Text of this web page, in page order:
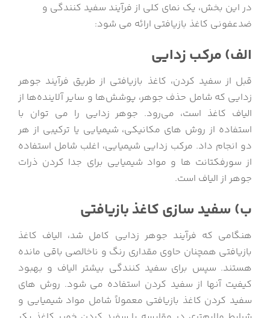
در این بخش، یک نمای کلی از فرآیند سفید کنندگی و
ضدعفونی کاغذ بازیافتی ارائه می شود:
الف) مرکب زدایی
قبل از سفید کردن، کاغذ بازیافتی از طریق فرآیند جوهر
زدایی که شامل حذف جوهر، پوشش‌ها و سایر آلاینده‌ها از
الیاف کاغذ است، می‌رود. جوهر زدایی را می توان با
استفاده از روش های مکانیکی، شیمیایی یا ترکیبی از هر
دو انجام داد. مرکب زدایی شیمیایی، اغلب شامل استفاده
از سورفکتانت ها و مواد شیمیایی برای جدا کردن ذرات
جوهر از الیاف است.
ب) سفید سازی کاغذ بازیافتی
هنگامی که فرآیند جوهر زدایی کامل شد، الیاف کاغذ
بازیافتی همچنان حاوی مقداری رنگ و ناخالصی باقی مانده
هستند. سپس برای سفید کنندگی بیشتر الیاف و بهبود
کیفیت آنها از سفید کردن استفاده می شود. روش های
سفید کردن کاغذ بازیافتی معمولاً شامل مواد شیمیایی و